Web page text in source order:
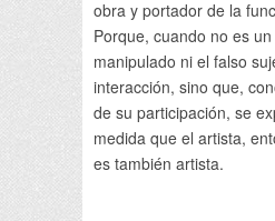
obra y portador de la
Porque, cuando no es
manipulado ni el falso
interacción, sino que,
de su participación, se
medida que el artista,
es también artista.